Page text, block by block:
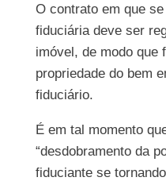
O contrato em que
fiduciária deve ser
imóvel, de modo que
propriedade do bem
fiduciário.
É em tal momento
“desdobramento da
fiduciante se